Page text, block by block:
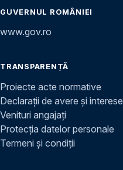
GUVERNUL ROMÂNIEI
www.gov.ro
TRANSPARENȚĂ
Proiecte acte normative
Declarații de avere și interese
Venituri angajați
Protecția datelor personale
Termeni și condiții